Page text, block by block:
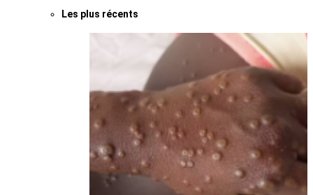
Les plus récents